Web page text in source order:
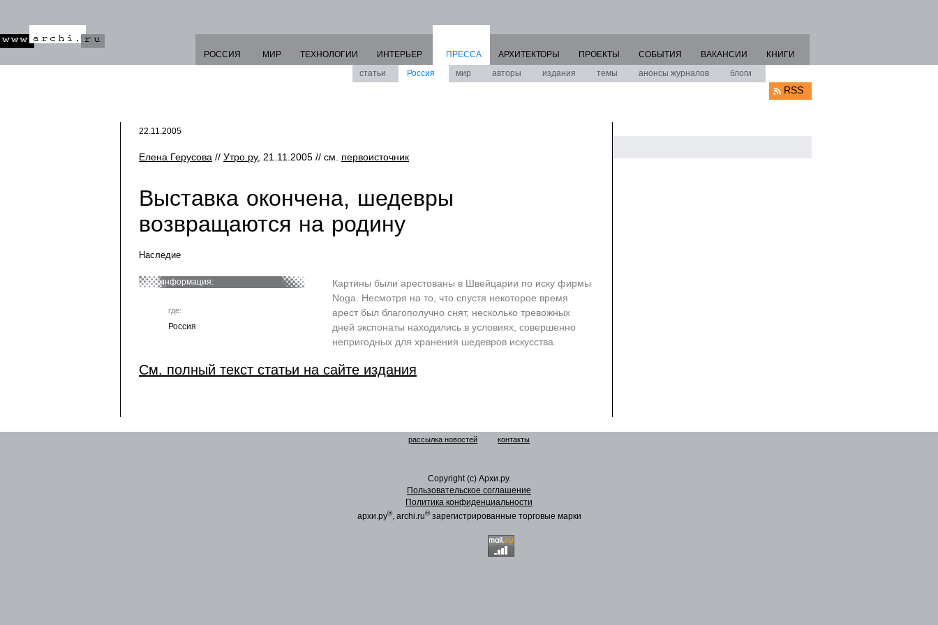
РОССИЯ МИР ТЕХНОЛОГИИ ИНТЕРЬЕР
ПРЕССА
статьи
Россия мир авторы издания темы анонсы журналов блоги
АРХИТЕКТОРЫ ПРОЕКТЫ СОБЫТИЯ ВАКАНСИИ КНИГИ
RSS
22.11.2005
Елена Герусова // Утро.ру, 21.11.2005 // см. первоисточник
Выставка окончена, шедевры
возвращаются на родину
Наследие
информация:
где:
Россия
Картины были арестованы в Швейцарии по иску фирмы
Noga. Несмотря на то, что спустя некоторое время
арест был благополучно снят, несколько тревожных
дней экспонаты находились в условиях, совершенно
непригодных для хранения шедевров искусства.
См. полный текст статьи на сайте издания
рассылка новостей контакты
Copyright (c) Архи.ру.
Пользовательское соглашение
Политика конфиденциальности
архи.ру®, archi.ru®зарегистрированные торговые марки